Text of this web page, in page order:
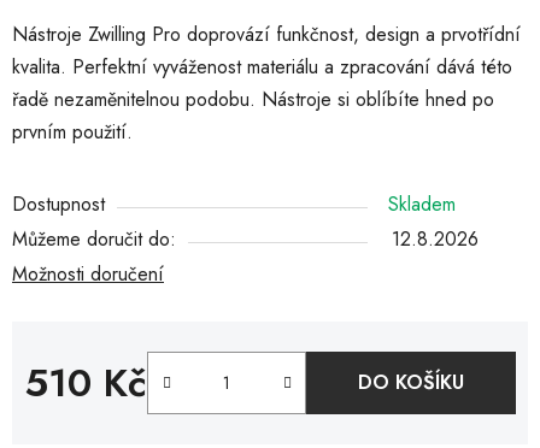
Nástroje Zwilling Pro doprovází funkčnost, design a prvotřídní
kvalita. Perfektní vyváženost materiálu a zpracování dává této
řadě nezaměnitelnou podobu. Nástroje si oblíbíte hned po
prvním použití.
Dostupnost
Skladem
Můžeme doručit do:
12.8.2026
Možnosti doručení
510 Kč DO KOŠÍKU